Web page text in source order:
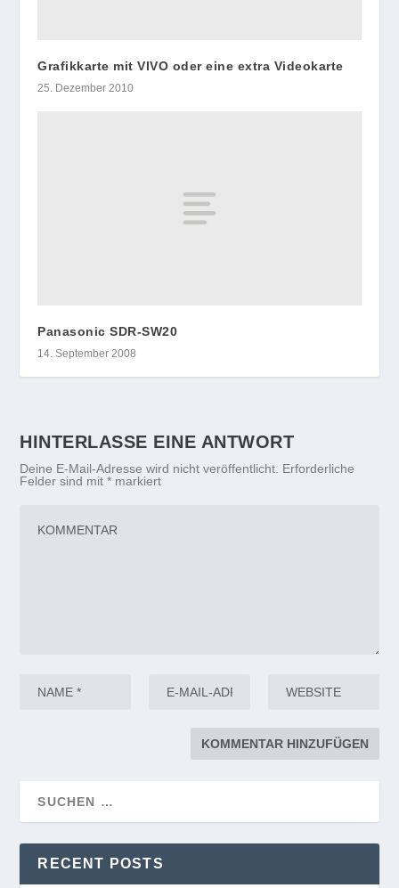
Grafikkarte mit VIVO oder eine extra Videokarte
25. Dezember 2010
Panasonic SDR-SW20
14. September 2008
HINTERLASSE EINE ANTWORT
Deine E-Mail-Adresse wird nicht veröffentlicht. Erforderliche
Felder sind mit* markiert
RECENT POSTS